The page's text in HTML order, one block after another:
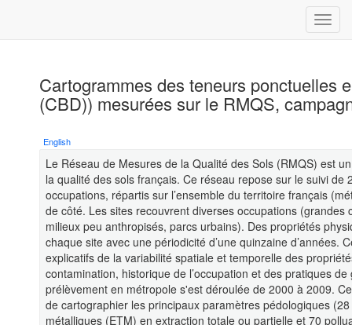
Cartogrammes des teneurs ponctuelles
(CBD)) mesurées sur le RMQS,
English
Le Réseau de Mesures de la Qualité des Sols (RMQS) est
la qualité des sols français. Ce réseau repose sur le suivi
occupations, répartis sur l’ensemble du territoire français
de côté. Les sites recouvrent diverses occupations
milieux peu anthropisés, parcs urbains). Des propriétés
chaque site avec une périodicité d’une quinzaine
explicatifs de la variabilité spatiale et temporelle des
contamination, historique de l’occupation et des pratiques
prélèvement en métropole s'est déroulée de 2000 à 2009.
de cartographier les principaux paramètres pédologiques
métalliques (ETM) en extraction totale ou partielle et 70